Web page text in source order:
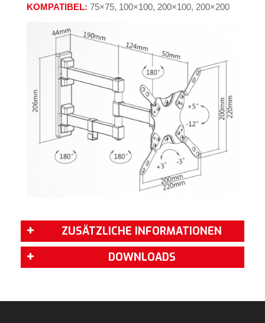
KOMPATIBEL: 75×75, 100×100, 200×100, 200×200
ZUSÄTZLICHE INFORMATIONEN
DOWNLOADS